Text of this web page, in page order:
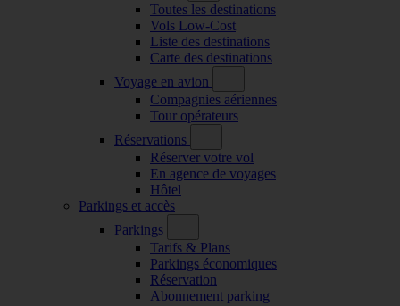
Toutes les destinations
Vols Low-Cost
Liste des destinations
Carte des destinations
Voyage en avion
Compagnies aériennes
Tour opérateurs
Réservations
Réserver votre vol
En agence de voyages
Hôtel
Parkings et accès
Parkings
Tarifs & Plans
Parkings économiques
Réservation
Abonnement parking